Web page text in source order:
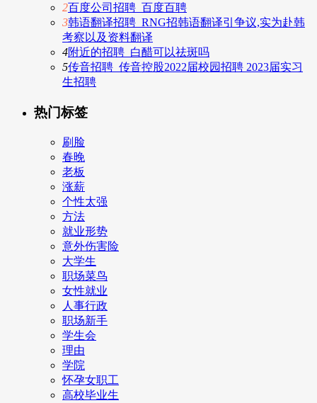
2百度公司招聘_百度百聘
3韩语翻译招聘_RNG招韩语翻译引争议,实为赴韩
考察以及资料翻译
4附近的招聘_白醋可以祛斑吗
5传音招聘_传音控股2022届校园招聘 2023届实习
生招聘
热门标签
刷脸
春晚
老板
涨薪
个性太强
方法
就业形势
意外伤害险
大学生
职场菜鸟
女性就业
人事行政
职场新手
学生会
理由
学院
怀孕女职工
高校毕业生